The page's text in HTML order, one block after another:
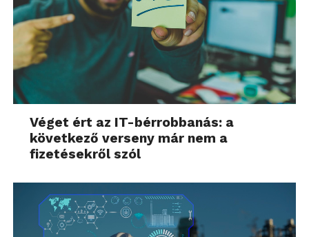
Véget ért az IT-bérrobbanás: a
következő verseny már nem a
fizetésekről szól